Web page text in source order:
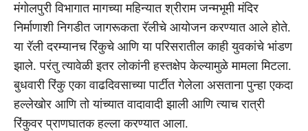
मंगोलपुरी विभागात मागच्या महिन्यात श्रीराम जन्मभूमी मंदिर
निर्माणाशी निगडीत जागरूकता रॅलीचे आयोजन करण्यात आले होते.
या रॅली दरम्यानच रिंकुचे आणि या परिसरातील काही युवकांचे भांडण
झाले. परंतु त्यावेळी इतर लोकांनी हस्तक्षेप केल्यामुळे मामला मिटला.
बुधवारी रिंकु एका वाढदिवसाच्या पार्टीत गेलेला असताना पुन्हा एकदा
हल्लेखोर आणि तो यांच्यात वादावादी झाली आणि त्याच रात्री
रिंकुवर प्राणघातक हल्ला करण्यात आला.